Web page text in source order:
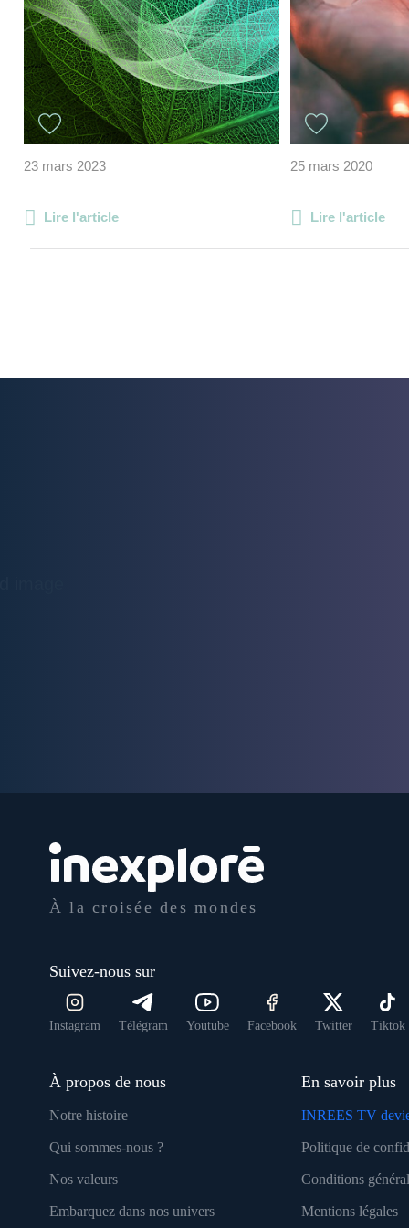
23 mars 2023
Lire l'article
25 mars 2020
Lire l'article
À la croisée des mondes
Suivez-nous sur
Instagram Télégram Youtube Facebook Twitter Tiktok
À propos de nous
Notre histoire
Qui sommes-nous ?
Nos valeurs
Embarquez dans nos univers
En savoir plus
INREES TV
Politique de
Conditions
Mentions légales